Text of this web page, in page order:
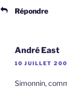
Répondre
André East
10 JUILLET
Simonnin,